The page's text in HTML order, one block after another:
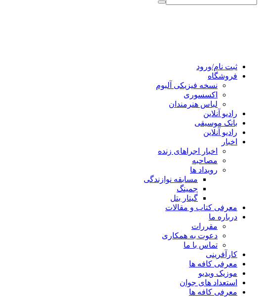
ثبت نام/ورود
فروشگاه
نسخه فیزیکی آلبوم
اکسسوری
لباس هنرمندان
رادیو آنلاین
بانک موسیقی
رادیو آنلاین
اخبار
اخبار اجراهای زنده
مصاحبه
رویداد ها
مسابقه نوازندگی
جمینگ
گیتار بتل
معرفی کتاب و مقالات
درباره ما
مقررات
دعوت به همکاری
تماس با ما
کارآفرینی
معرفی کافه ها
موزیک ویدیو
استعداد های جوان
معرفی کافه ها